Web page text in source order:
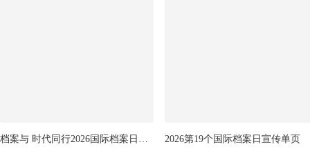
档案与 时代同行2026国际档案日宣传页 2026第19个国际档案日宣传单页